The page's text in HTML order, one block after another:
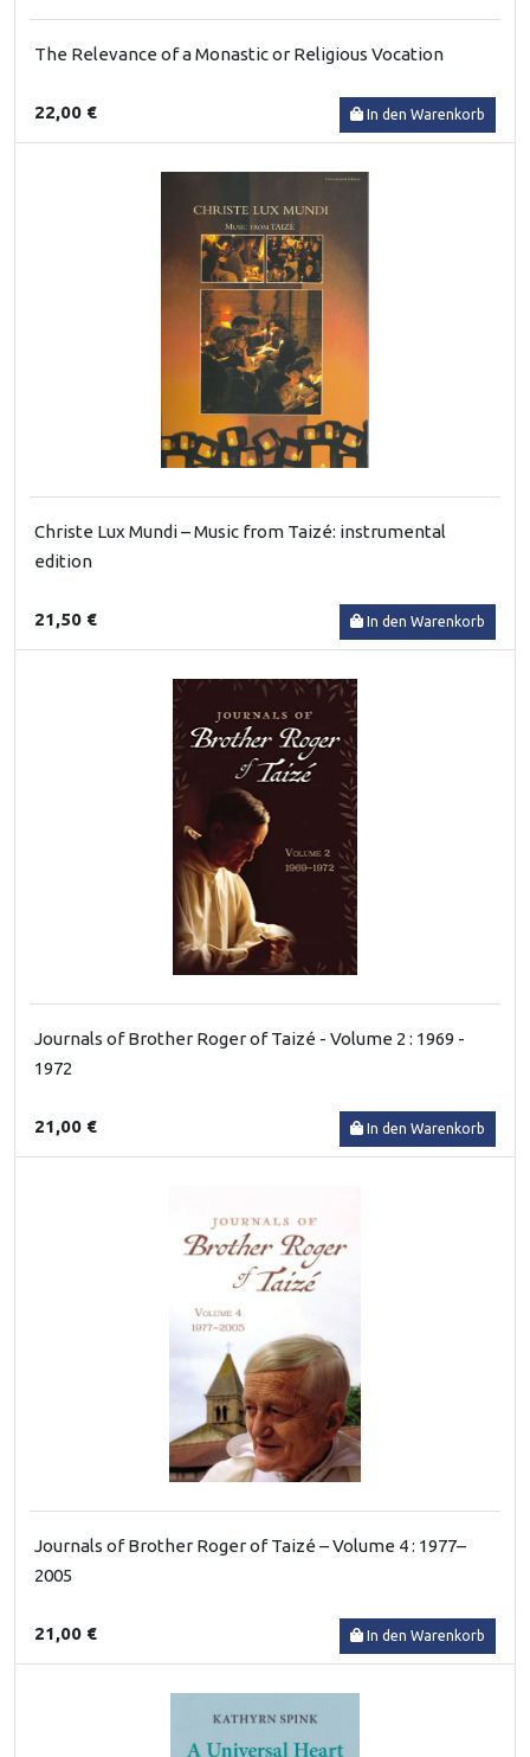
The Relevance of a Monastic or Religious Vocation
22,00 € In den Warenkorb
Christe Lux Mundi – Music from Taizé: instrumental
edition
21,50 € In den Warenkorb
Journals of Brother Roger of Taizé - Volume 2 : 1969 -
1972
21,00 € In den Warenkorb
Journals of Brother Roger of Taizé – Volume 4 : 1977–
2005
21,00 € In den Warenkorb